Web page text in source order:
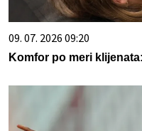
09. 07. 2026 09:20
Komfor po meri